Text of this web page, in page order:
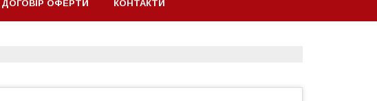
ДОГОВІР ОФЕРТИ КОНТАКТИ